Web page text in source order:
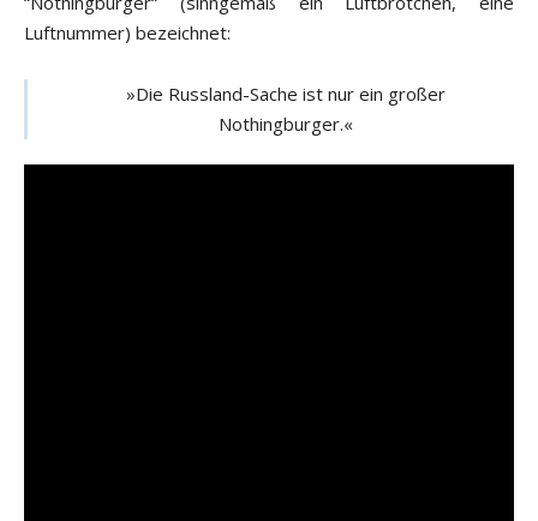
Luftnummer) bezeichnet:
»Die Russland-Sache ist nur ein großer
Nothingburger.«